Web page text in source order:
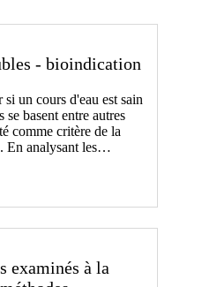
- bioindication
un cours d'eau est sain
se basent entre autres
comme critère de la
En analysant les…
examinés à la